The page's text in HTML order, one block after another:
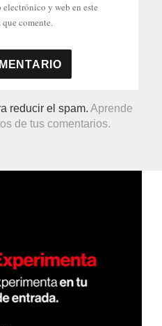
y web en este
comente.
reducir el spam.Aprende
de tus comentarios.